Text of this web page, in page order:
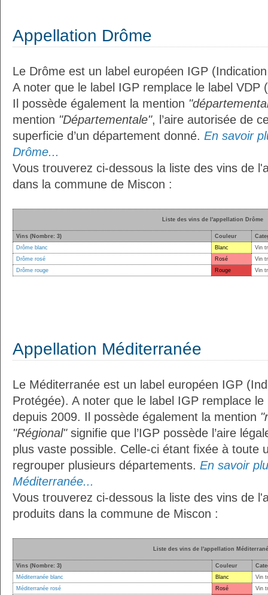
Appellation Drôme
Le Drôme est un label européen IGP
A noter que le label IGP remplace le label VDP
Il possède également la mention
mention "Départementale", l’aire autorisée de
superficie d’un département donné. En savoir
Drôme...
Vous trouverez ci-dessous la liste des vins de
dans la commune de Miscon :
Liste des vins de l'appellation Drôme
Vins (Nombre: 3) Couleur
Drôme blanc
Blanc
Vin
Drôme rosé
Rosé
Vin
Drôme rouge
Rouge Vin
Appellation Méditerranée
Le Méditerranée est un label européen IGP
Protégée). A noter que le label IGP remplace
depuis 2009. Il possède également la mention
"Régional"signifie que l’IGP possède l’aire
plus vaste possible. Celle-ci étant fixée à toute
regrouper plusieurs départements. En savoir
Méditerranée...
Vous trouverez ci-dessous la liste des vins de
produits dans la commune de Miscon :
Liste des vins de l'appellation
Vins (Nombre: 3) Couleur
Méditerranée blanc
Blanc
Vin
Méditerranée rosé
Rosé Vin